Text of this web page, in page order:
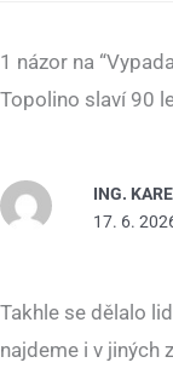
1 názor na
Topolino slaví 90
ING.
17. 6.
Takhle se dělalo
najdeme i v jiných